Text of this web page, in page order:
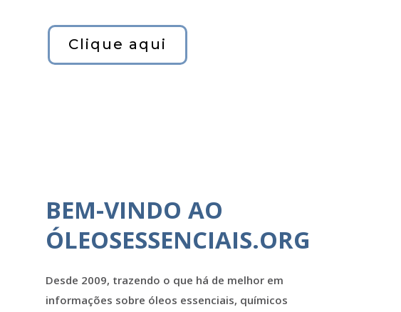
Clique aqui
BEM-VINDO AO
ÓLEOSESSENCIAIS.ORG
Desde 2009, trazendo o que há de melhor em
informações sobre óleos essenciais, químicos